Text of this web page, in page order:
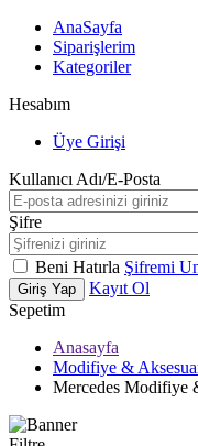
AnaSayfa
Siparişlerim
Kategoriler
Hesabım
Üye Girişi
Kullanıcı Adı/E-Posta
Şifre
Beni Hatırla Şifremi
Giriş Yap
Kayıt Ol
Sepetim
Anasayfa
Modifiye &
Mercedes Modifiye